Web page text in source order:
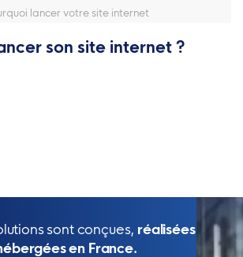
lancer votre site internet
son site internet ?
sont conçues, réalisées et
en France.